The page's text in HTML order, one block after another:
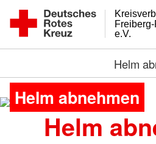
e.V.
Helm
Helm abnehmen
Helm abnehmen
Helm